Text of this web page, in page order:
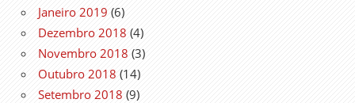
Janeiro 2019 (6)
Dezembro 2018 (4)
Novembro 2018 (3)
Outubro 2018 (14)
Setembro 2018 (9)